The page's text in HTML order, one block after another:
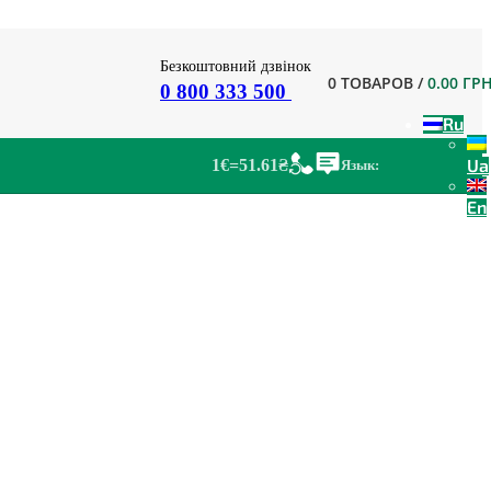
Безкоштовний дзвінок
0 800 333 500 0 ТОВАРОВ / 0.00
1€=51.61₴ Язык:
Ru
Ua
En